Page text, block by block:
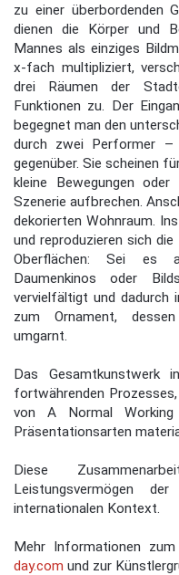
zu einer überbordenden
dienen die Körper und
Mannes als einziges
x-fach multipliziert,
drei Räumen der
Funktionen zu. Der
begegnet man den
durch zwei Performer
gegenüber. Sie scheinen
kleine Bewegungen
Szenerie aufbrechen.
dekorierten Wohnraum.
und reproduzieren sich
Oberflächen: Sei es
Daumenkinos oder
vervielfältigt und dadurch
zum Ornament,
umgarnt.
Das Gesamtkunstwerk
fortwährenden
von A Normal
Präsentationsarten
Diese
Leistungsvermögen
internationalen Kontext.
Mehr Informationen
day.com und zur